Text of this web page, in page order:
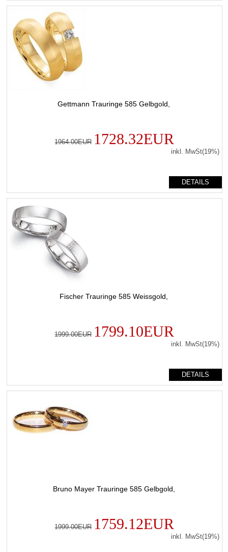
Gettmann Trauringe 585 Gelbgold,
1964.00EUR 1728.32EUR
inkl. MwSt(19%)
DETAILS
Fischer Trauringe 585 Weissgold,
1999.00EUR 1799.10EUR
inkl. MwSt(19%)
DETAILS
Bruno Mayer Trauringe 585 Gelbgold,
1999.00EUR 1759.12EUR
inkl. MwSt(19%)